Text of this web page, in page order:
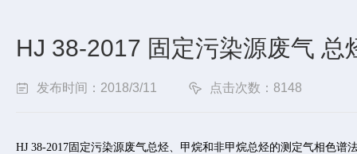
HJ 38-2017 固定污染源废气
发布时间：2018/3/11 点击次数：8148
HJ 38-2017固定污染源废气总烃、甲烷和非甲烷总烃的测定气相色谱